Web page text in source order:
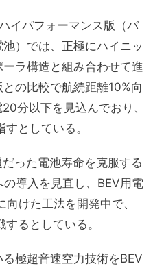
イパフォーマンス版（バ
）では、正極にハイニッ
ラ構造と組み合わせて進
の比較で航続距離10%向
分以下を見込んでおり、
としている。
った電池寿命を克服する
導入を見直し、BEV用電
けた工法を開発中で、
るとしている。
極超音速空力技術をBEV